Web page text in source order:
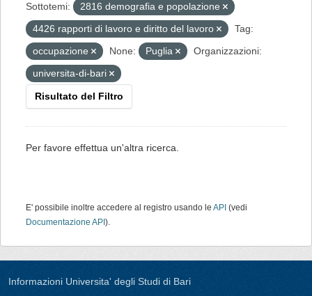
Sottotemi:
2816 demografia e popolazione
4426 rapporti di lavoro e diritto del lavoro
Tag:
occupazione
None: Puglia
Organizzazioni:
universita-di-bari
Risultato del Filtro
Per favore effettua un'altra ricerca.
E' possibile inoltre accedere al registro usando le API (vedi
Documentazione API ).
Informazioni Universita' degli Studi di Bari